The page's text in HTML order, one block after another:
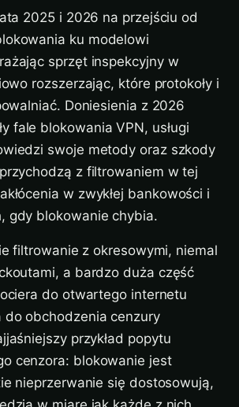
2025 i 2026 na przejściu od
ku modelowi
sprzęt inspekcyjny w
rozszerzając, które protokoły i
Doniesienia z 2026
fale blokowania VPN, usługi
swoje metody oraz szkody
z filtrowaniem w tej
w zwykłej bankowości i
gdy blokowanie chybia.
filtrowanie z okresowymi, niemal
a bardzo duża część
do otwartego internetu
do obchodzenia cenzury
przykład popytu
cenzora: blokowanie jest
nieprzerwanie się dostosowują,